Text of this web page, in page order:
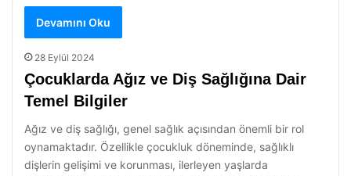
Devamını Oku
28 Eylül 2024
Çocuklarda Ağız ve Diş Sağlığına Dair
Temel Bilgiler
Ağız ve diş sağlığı, genel sağlık açısından önemli bir rol
oynamaktadır. Özellikle çocukluk döneminde, sağlıklı
dişlerin gelişimi ve korunması, ilerleyen yaşlarda